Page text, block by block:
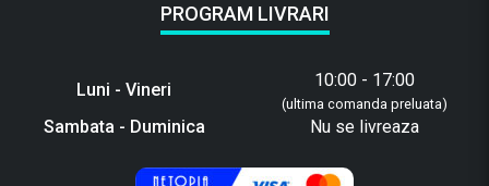
PROGRAM LIVRARI
Luni - Vineri 10:00 - 17:00
(ultima comanda preluata)
Sambata - Duminica Nu se livreaza